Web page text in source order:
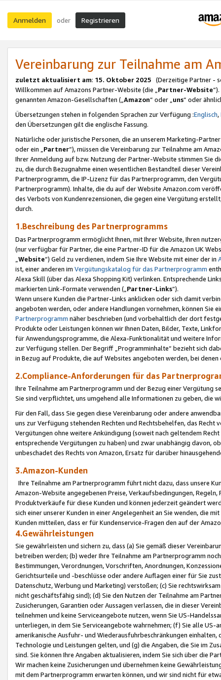
Anmelden oder Registrieren
Vereinbarung zur Teilnahme am
zuletzt aktualisiert am: 15. Oktober 2025 (Derzeitige Partner -
Willkommen auf Amazons Partner-Website (die „Partner-Website
genannten Amazon-Gesellschaften („Amazon“ oder „uns“ oder
Übersetzungen stehen in folgenden Sprachen zur Verfügung :Englisch,
den Übersetzungen gilt die englische Fassung.
Natürliche oder juristische Personen, die an unserem Marketing-
oder ein „Partner“), müssen die Vereinbarung zur Teilnahme am
Ihrer Anmeldung auf bzw. Nutzung der Partner-Website stimmen Sie
zu, die durch Bezugnahme einen wesentlichen Bestandteil dieser
Partnerprogramm, die IP-Lizenz für das Partnerprogramm, den
Partnerprogramm). Inhalte, die du auf der Website Amazon.com
des Verbots von Kundenrezensionen, die gegen eine Vergütung
durch.
1.Beschreibung des Partnerprogramms
Das Partnerprogramm ermöglicht Ihnen, mit Ihrer Website, Ihren
(nur verfügbar für Partner, die eine Partner-ID für die Amazon UK
Website“) Geld zu verdienen, indem Sie Ihre Website mit einer der in
ist, einer anderen im Vergütungskatalog für das Partnerprogramm
Alexa Skill (über das Alexa Shopping Kit) verlinken. Entsprechende
markierten Link-Formate verwenden („ Partner-Links“).
Wenn unsere Kunden die Partner-Links anklicken oder sich damit
angeboten werden, oder andere Handlungen vornehmen, können Sie
Partnerprogramm näher beschrieben (und vorbehaltlich der dort
Produkte oder Leistungen können wir Ihnen Daten, Bilder, Texte,
für Anwendungsprogramme, die Alexa-Funktionalität und weitere
zur Verfügung stellen. Der Begriff „Programminhalte“ bezieht sich
in Bezug auf Produkte, die auf Websites angeboten werden, bei
2.Compliance-Anforderungen für das
Ihre Teilnahme am Partnerprogramm und der Bezug einer Vergütung
Sie sind verpflichtet, uns umgehend alle Informationen zu geben, die
Für den Fall, dass Sie gegen diese Vereinbarung oder andere
uns zur Verfügung stehenden Rechten und Rechtsbehelfen, das
Vergütungen ohne weitere Ankündigung (soweit nach geltendem
entsprechende Vergütungen zu haben) und zwar unabhängig davon,
unbeschadet des Rechts von Amazon, Ersatz für darüber
3.Amazon-Kunden
Ihre Teilnahme am Partnerprogramm führt nicht dazu, dass unsere
Amazon-Website angegebenen Preise, Verkaufsbedingungen,
Produktverkäufe für diese Kunden und können jederzeit geändert
sich einer unserer Kunden in einer Angelegenheit an Sie wenden, die
Kunden mitteilen, dass er für Kundenservice-Fragen den auf der
4.Gewährleistungen
Sie gewährleisten und sichern zu, dass (a) Sie gemäß dieser
betreiben werden; (b) weder Ihre Teilnahme am Partnerprogramm
Bestimmungen, Verordnungen, Vorschriften, Anordnungen,
Gerichtsurteile und -beschlüsse oder andere Auflagen einer für Sie
Datenschutz, Werbung und Marketing) verstoßen; (c) Sie
nicht geschäftsfähig sind); (d) Sie den Nutzen der Teilnahme am
Zusicherungen, Garantien oder Aussagen verlassen, die in dieser
teilnehmen und keine Serviceangebote nutzen, wenn Sie US-
unterliegen, in dem Sie Serviceangebote wahrnehmen; (f) Sie alle
amerikanische Ausfuhr- und Wiederausfuhrbeschränkungen
Technologie und Leistungen gelten, und (g) die Angaben, die Sie im
sind. Sie können Ihre Angaben aktualisieren, indem Sie sich über die
Wir machen keine Zusicherungen und übernehmen keine
mit dem Partnerprogramm erwarten können, und wir sind nicht für